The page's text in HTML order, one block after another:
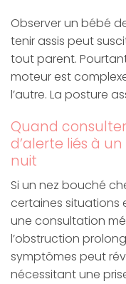
Observer un bébé
tenir assis peut
tout parent.
moteur est
l’autre. La posture
Quand
d’alerte liés à
nuit
Si un nez bouché
certaines situations
une consultation
l’obstruction
symptômes peut
nécessitant une